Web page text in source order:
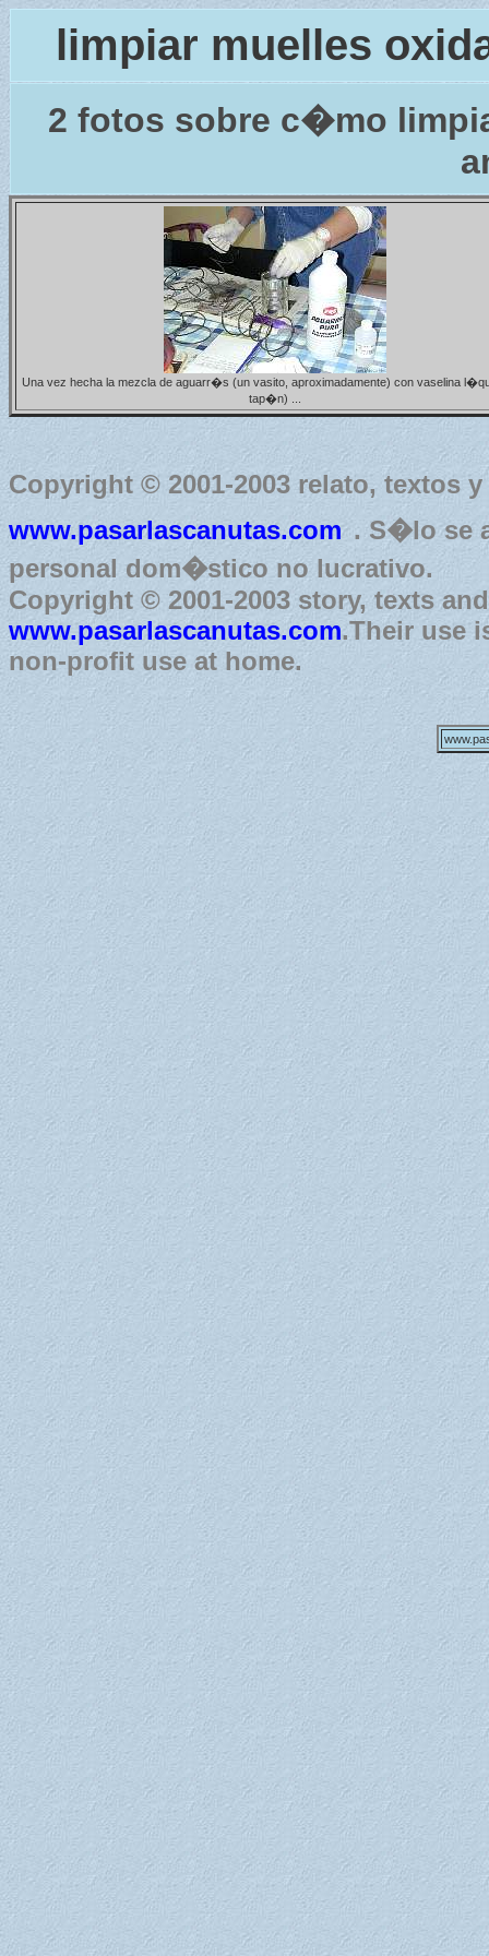
limpiar muelles
2 fotos sobre c�mo
Una vez hecha la mezcla de aguarr�s (un vasito, aproximadamente) con vaselina
tap�n) ...
Copyright © 2001-2003 relato, textos
www.pasarlascanutas.com . S�lo se
personal dom�stico no lucrativo.
Copyright © 2001-2003 story, texts
www.pasarlascanutas.com.Their use
non-profit use at home.